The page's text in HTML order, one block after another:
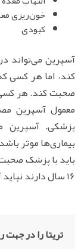
خون‌ریزی
کبودی
آسپرین می‌تواند
کند، اما هر کسی
معمول آسپرین
پزشکی. آسپرین
بیماری‌ها موثر
باید با پزشک
16 سال دارند نباید آسپرین مصرف کنند.
تریتا را در